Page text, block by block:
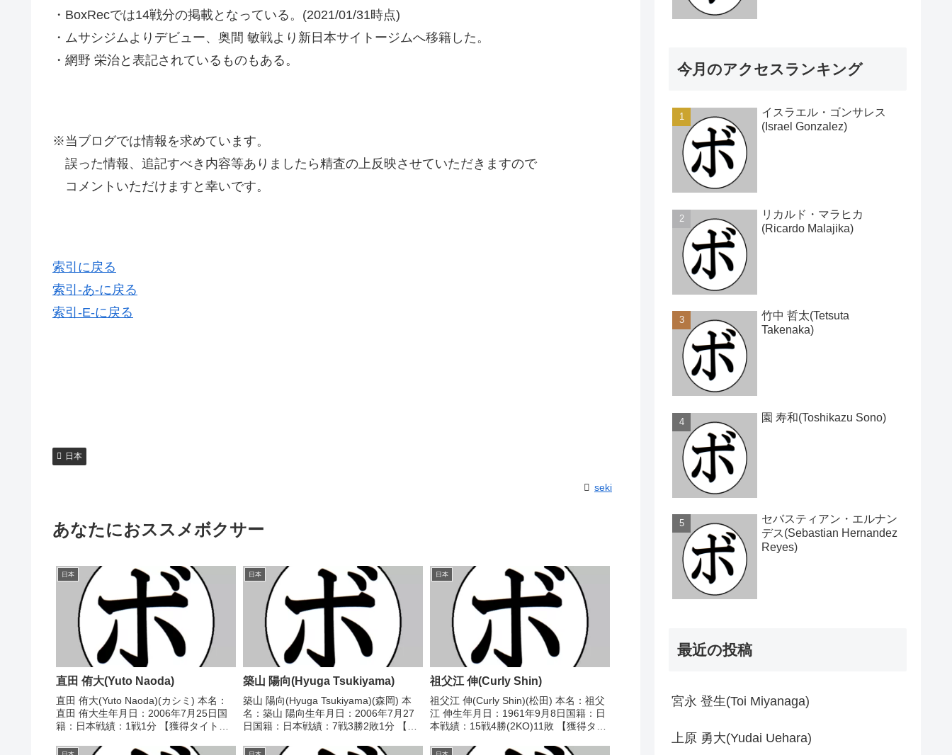
・BoxRecでは14戦分の掲載となっている。(2021/01/31時点)
・ムサシジムよりデビュー、奥間 敏戦より新日本サイトージムへ移籍した。
・網野 栄治と表記されているものもある。
※当ブログでは情報を求めています。
誤った情報、追記すべき内容等ありましたら精査の上反映させていただきますので
コメントいただけますと幸いです。
索引に戻る
索引-あ-に戻る
索引-E-に戻る
日本
seki
あなたにおススメボクサー
日本
直田 侑大(Yuto Naoda)
直田 侑大(Yuto Naoda)(カシミ) 本名：
直田 侑大生年月日：2006年7月25日国
籍：日本戦績：1戦1分 【獲得タイト
定 1-1(39-37、37-39、38-38) 木地本
日本
築山 陽向(Hyuga Tsukiyama)
築山 陽向(Hyuga Tsukiyama)(森岡) 本
名：築山 陽向生年月日：2006年7月27
日国籍：日本戦績：7戦3勝2敗1分 【獲
大会35㎏級優勝(アマチュア)第4回(2022
日本
祖父江 伸(Curly Shin)
祖父江 伸(Curly Shin)(松田) 本名：祖父
江 伸生年月日：1961年9月8日国籍：日
本戦績：15戦4勝(2KO)11敗 【獲得タイ
級新人王 【戦歴】■1984年度中日本フェ
今月のアクセスランキング
イスラエル・ゴンサレス
(Israel Gonzalez)
リカルド・マラヒカ
(Ricardo Malajika)
竹中 哲太(Tetsuta
Takenaka)
園 寿和(Toshikazu Sono)
セバスティアン・エルナン
デス(Sebastian Hernandez
Reyes)
最近の投稿
宮永 登生(Toi Miyanaga)
上原 勇大(Yudai Uehara)